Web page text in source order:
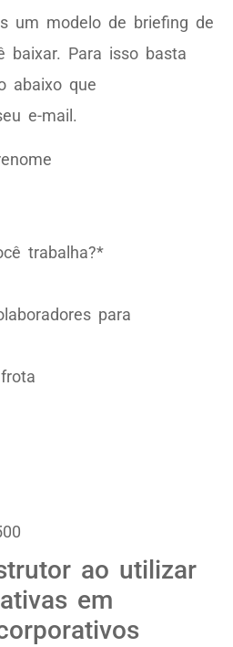
um modelo de briefing de
baixar. Para isso basta
abaixo que
e-mail.
trabalha?*
para
ao utilizar
em